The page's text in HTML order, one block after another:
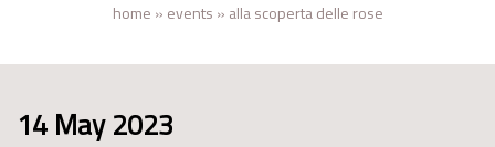
home » events » alla scoperta delle rose
14 May 2023